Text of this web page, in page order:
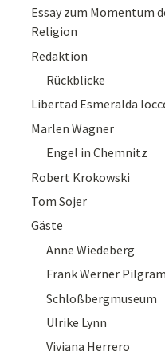
Essay zum Momentum
Religion
Redaktion
Rückblicke
Libertad Esmeralda
Marlen Wagner
Engel in Chemnitz
Robert Krokowski
Tom Sojer
Gäste
Anne Wiedeberg
Frank Werner Pilgram
Schloßbergmuseum
Ulrike Lynn
Viviana Herrero